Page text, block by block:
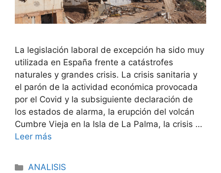
La legislación laboral de excepción ha sido muy
utilizada en España frente a catástrofes
naturales y grandes crisis. La crisis sanitaria y
el parón de la actividad económica provocada
por el Covid y la subsiguiente declaración de
los estados de alarma, la erupción del volcán
Cumbre Vieja en la Isla de La Palma, la crisis …
Leer más
ANALISIS